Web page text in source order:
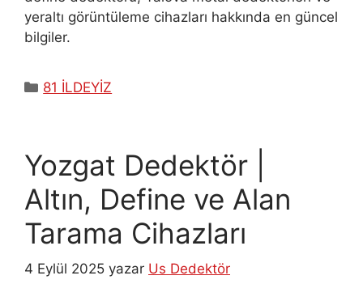
yeraltı görüntüleme cihazları hakkında en güncel
bilgiler.
Kategoriler
81 İLDEYİZ
Yozgat Dedektör |
Altın, Define ve Alan
Tarama Cihazları
4 Eylül 2025 yazar Us Dedektör